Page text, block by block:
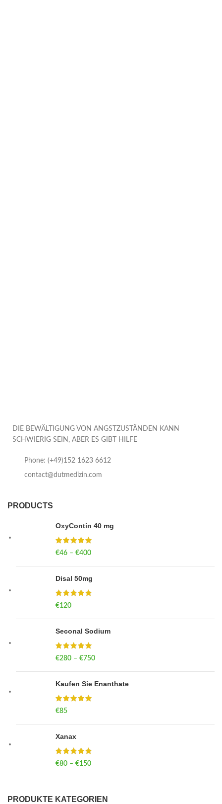
DIE BEWÄLTIGUNG VON ANGSTZUSTÄNDEN KANN
SCHWIERIG SEIN, ABER ES GIBT HILFE
Phone: (+49)152 1623 6612
contact@dutmedizin.com
PRODUCTS
OxyContin 40 mg
€46 – €400
Disal 50mg
€120
Seconal Sodium
€280 – €750
Kaufen Sie Enanthate
€85
Xanax
€80 – €150
PRODUKTE KATEGORIEN